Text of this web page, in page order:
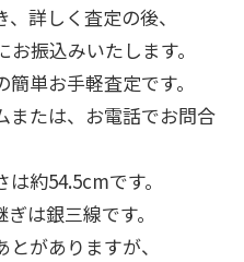
詳しく査定の後、
振込みいたします。
単お手軽査定です。
または、お電話でお問合
約54.5cmです。
は銀三線です。
がありますが、